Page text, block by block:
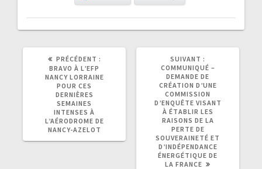
PRÉCÉDENT :
ARTICLE
PRÉCÉDENT
BRAVO À L’EFP
NANCY LORRAINE
POUR CES
DERNIÈRES
SEMAINES
INTENSES À
L’AÉRODROME DE
NANCY-AZELOT
SUIVANT :
ARTICLE
COMMUNIQUÉ –
DEMANDE DE
CRÉATION D’UNE
COMMISSION
D’ENQUÊTE VISANT
À ÉTABLIR LES
RAISONS DE LA
PERTE DE
SOUVERAINETÉ ET
D’INDÉPENDANCE
ÉNERGÉTIQUE DE
LA FRANCE